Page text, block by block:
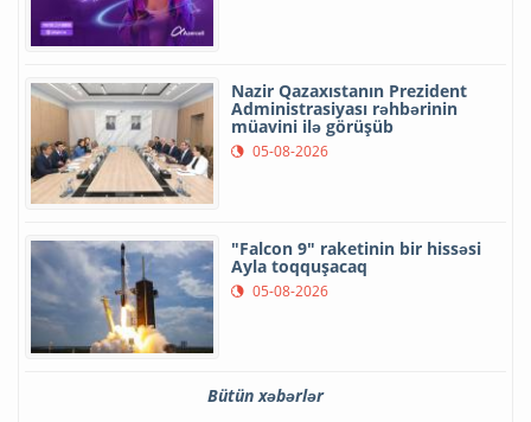
Nazir Qazaxıstanın Prezident
Administrasiyası rəhbərinin
müavini ilə görüşüb
05-08-2026
"Falcon 9" raketinin bir hissəsi
Ayla toqquşacaq
05-08-2026
Bütün xəbərlər